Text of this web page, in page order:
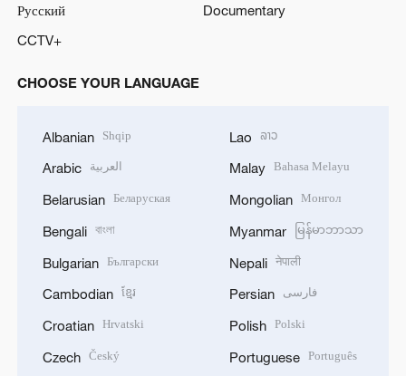
Русский
Documentary
CCTV+
CHOOSE YOUR LANGUAGE
Albanian Shqip
Arabic العربية
Belarusian Беларуская
Bengali বাংলা
Bulgarian Български
Cambodian ខ្មែរ
Croatian Hrvatski
Czech Český
Lao ລາວ
Malay Bahasa Melayu
Mongolian Монгол
Myanmar မြန်မာဘာသာ
Nepali नेपाली
Persian فارسی
Polish Polski
Portuguese Português